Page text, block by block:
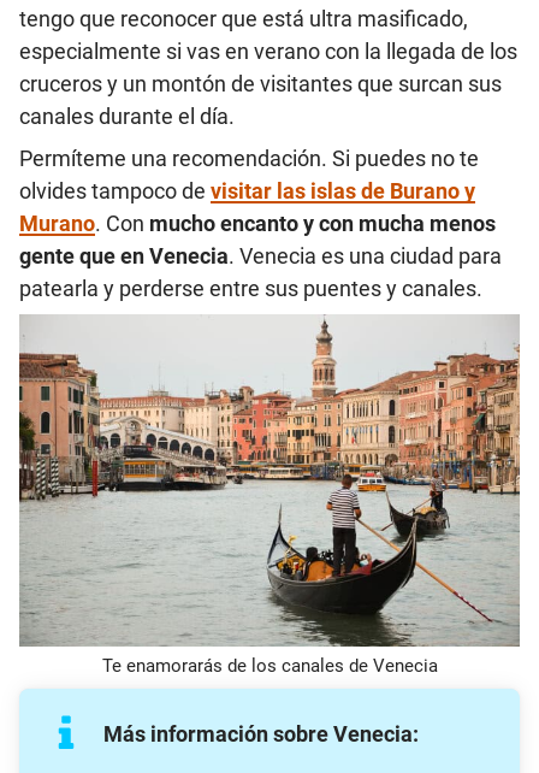
tengo que reconocer que está ultra masificado,
especialmente si vas en verano con la llegada de los
cruceros y un montón de visitantes que surcan sus
canales durante el día.
Permíteme una recomendación. Si puedes no te
olvides tampoco de visitar las islas de Burano y
Murano. Con mucho encanto y con mucha menos
gente que en Venecia. Venecia es una ciudad para
patearla y perderse entre sus puentes y canales.
Te enamorarás de los canales de Venecia
Más información sobre Venecia: